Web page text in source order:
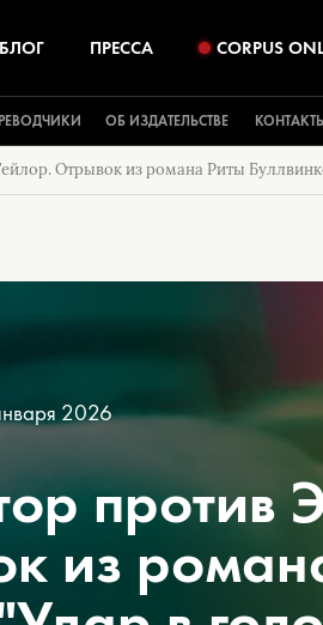
БЛОГ ПРЕССА CORPUS
ОБ ИЗДАТЕЛЬСТВЕ
Отрывок из романа Риты
2026
против
из